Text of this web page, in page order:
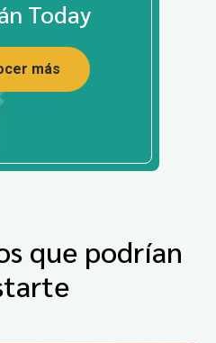
Today
más
que podrían